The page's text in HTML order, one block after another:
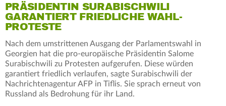
PRÄSIDENTIN SURABISCHWILI
GARANTIERT FRIEDLICHE WAHL-
PROTESTE
Nach dem umstrittenen Ausgang der Parlamentswahl in
Georgien hat die pro-europäische Präsidentin Salome
Surabischwili zu Protesten aufgerufen. Diese würden
garantiert friedlich verlaufen, sagte Surabischwili der
Nachrichtenagentur AFP in Tiflis. Sie sprach erneut von
Russland als Bedrohung für ihr Land.